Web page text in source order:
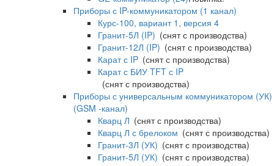
Приборы с IP-коммуникатором (1 канал)
Курс-100, вариант 1, версия 4
Гранит-5Л (IP) (снят с производства)
Гранит-12Л (IP) (снят с производства)
Карат с IP (снят с производства)
Карат с БИУ TFT с IP
(снят с производства)
Приборы с универсальным коммуникатором (УК)
(GSM -канал)
Кварц Л (снят с производства)
Кварц Л с брелоком (снят с производства)
Гранит-3Л (УК) (снят с производства)
Гранит-5Л (УК) (снят с производства)